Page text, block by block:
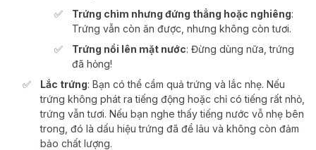
Trứng chìm nhưng đứng thẳng hoặc nghiêng:
Trứng vẫn còn ăn được, nhưng không còn tươi.
Trứng nổi lên mặt nước: Đừng dùng nữa, trứng
đã hỏng!
Lắc trứng: Bạn có thể cầm quả trứng và lắc nhẹ. Nếu
trứng không phát ra tiếng động hoặc chỉ có tiếng rất nhỏ,
trứng vẫn tươi. Nếu bạn nghe thấy tiếng nước vỗ nhẹ bên
trong, đó là dấu hiệu trứng đã để lâu và không còn đảm
bảo chất lượng.